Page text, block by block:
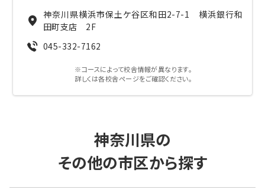
神奈川県横浜市保土ケ谷区和田2-7-1 横浜銀行和
田町支店 2F
045-332-7162
※コースによって校舎情報が異なります。
詳しくは各校舎ページをご確認ください。
神奈川県の
その他の市区から探す